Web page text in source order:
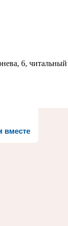
6, читальный
вместе